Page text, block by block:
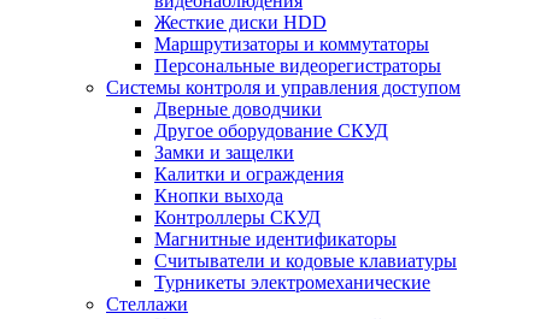
Жесткие диски HDD
Маршрутизаторы и коммутаторы
Персональные видеорегистраторы
Системы контроля и управления доступом
Дверные доводчики
Другое оборудование СКУД
Замки и защелки
Калитки и ограждения
Кнопки выхода
Контроллеры СКУД
Магнитные идентификаторы
Считыватели и кодовые клавиатуры
Турникеты электромеханические
Стеллажи